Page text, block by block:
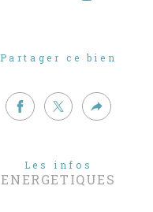
Partager ce bien
Les infos
ENERGETIQUES